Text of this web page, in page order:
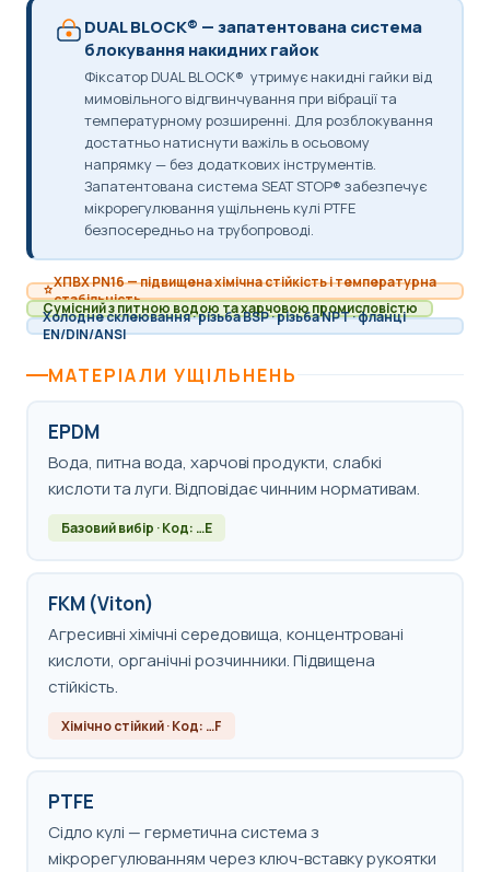
DUAL BLOCK® — запатентована система
блокування накидних гайок
Фіксатор DUAL BLOCK® утримує накидні гайки від
мимовільного відгвинчування при вібрації та
температурному розширенні. Для розблокування
достатньо натиснути важіль в осьовому
напрямку — без додаткових інструментів.
Запатентована система SEAT STOP® забезпечує
мікрорегулювання ущільнень кулі PTFE
безпосередньо на трубопроводі.
ХПВХ PN16 — підвищена хімічна стійкість і температурна
стабільність
Сумісний з питною водою та харчовою промисловістю
Холодне склеювання · різьба BSP · різьба NPT · фланці
EN/DIN/ANSI
МАТЕРІАЛИ УЩІЛЬНЕНЬ
EPDM
Вода, питна вода, харчові продукти, слабкі
кислоти та луги. Відповідає чинним нормативам.
Базовий вибір · Код: …E
FKM (Viton)
Агресивні хімічні середовища, концентровані
кислоти, органічні розчинники. Підвищена
стійкість.
Хімічно стійкий · Код: …F
PTFE
Сідло кулі — герметична система з
мікрорегулюванням через ключ-вставку рукоятки